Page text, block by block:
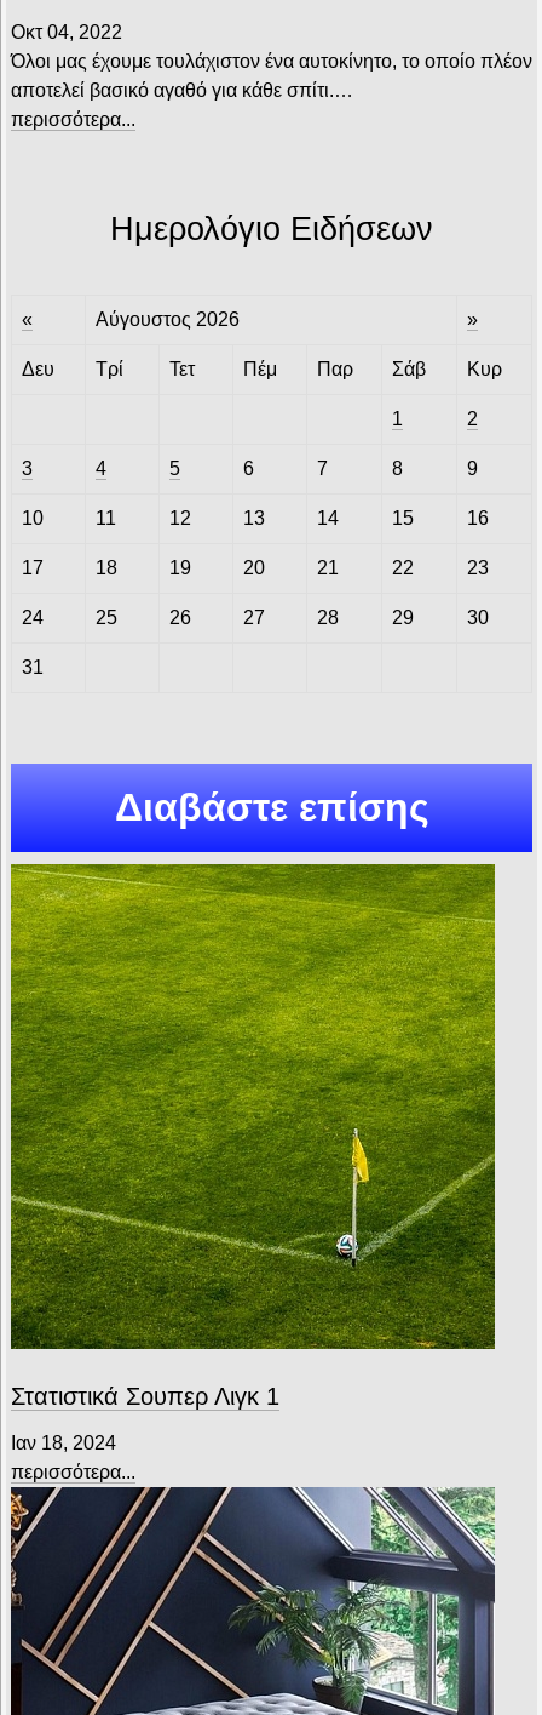
Οκτ 04, 2022
Όλοι μας έχουμε τουλάχιστον ένα αυτοκίνητο, το οποίο πλέον
αποτελεί βασικό αγαθό για κάθε σπίτι.…
περισσότερα...
Ημερολόγιο Ειδήσεων
« Αύγουστος 2026 »
Δευ Τρί Τετ Πέμ Παρ Σάβ Κυρ
1 2
3 4 5 6 7 8 9
10 11 12 13 14 15 16
17 18 19 20 21 22 23
24 25 26 27 28 29 30
31
Διαβάστε επίσης
Στατιστικά Σουπερ Λιγκ 1
Ιαν 18, 2024
περισσότερα...